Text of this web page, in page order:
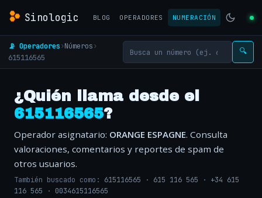
Sinologic BLOG OPERADORES NUMERACIÓN
📡 Operadores›Números›
615116565
🔍
¿Quién llama desde el
615116565?
Operador asignatario: ORANGE ESPAGNE. Consulta
valoraciones, comentarios y reportes de spam de
otros usuarios.
También buscado como: 615116565 · 615 116 565 · +34 615
116 565 · 0034615116565